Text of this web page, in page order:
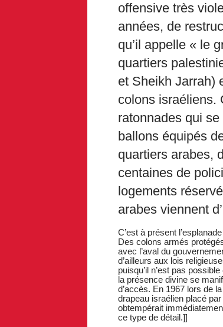
offensive très
années, de
qu’il appelle « le
quartiers
et Sheikh Jarrah)
colons israéliens.
ratonnades qui
ballons équipés
quartiers arabes,
centaines de
logements
arabes viennent
C’est à présent
Des colons armés
avec l’aval du
d’ailleurs aux lois
puisqu’il n’est pas
la présence divine se
d’accès. En 1967 lors de
drapeau israélien placé
obtempérait
ce type de détail.]]